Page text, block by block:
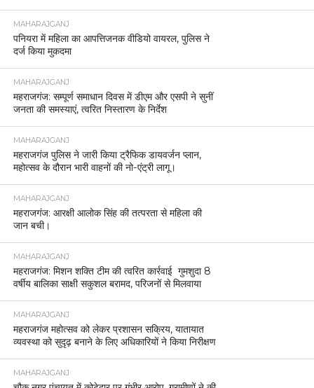
MAHARAJGANJ
पनियरा में महिला का आपत्तिजनक वीडियो वायरल, पुलिस ने
दर्ज किया मुकदमा
MAHARAJGANJ
महराजगंज: सम्पूर्ण समाधान दिवस में डीएम और एसपी ने सुनीं
जनता की समस्याएं, त्वरित निस्तारण के निर्देश
MAHARAJGANJ
महराजगंज पुलिस ने जारी किया ट्रैफिक डायवर्जन प्लान,
महोत्सव के दौरान भारी वाहनों की नो-एंट्री लागू।
MAHARAJGANJ
महराजगंज: आरक्षी आलोक सिंह की तत्परता से महिला की
जान बची।
MAHARAJGANJ
महराजगंज: मिशन शक्ति टीम की त्वरित कार्रवाई गुमशुदा 8
वर्षीय बालिका साक्षी सकुशल बरामद, परिजनों से मिलवाया
MAHARAJGANJ
महराजगंज महोत्सव को लेकर प्रशासन सक्रिय, यातायात
व्यवस्था को सुदृढ़ बनाने के लिए अधिकारियों ने किया निरीक्षण
MAHARAJGANJ